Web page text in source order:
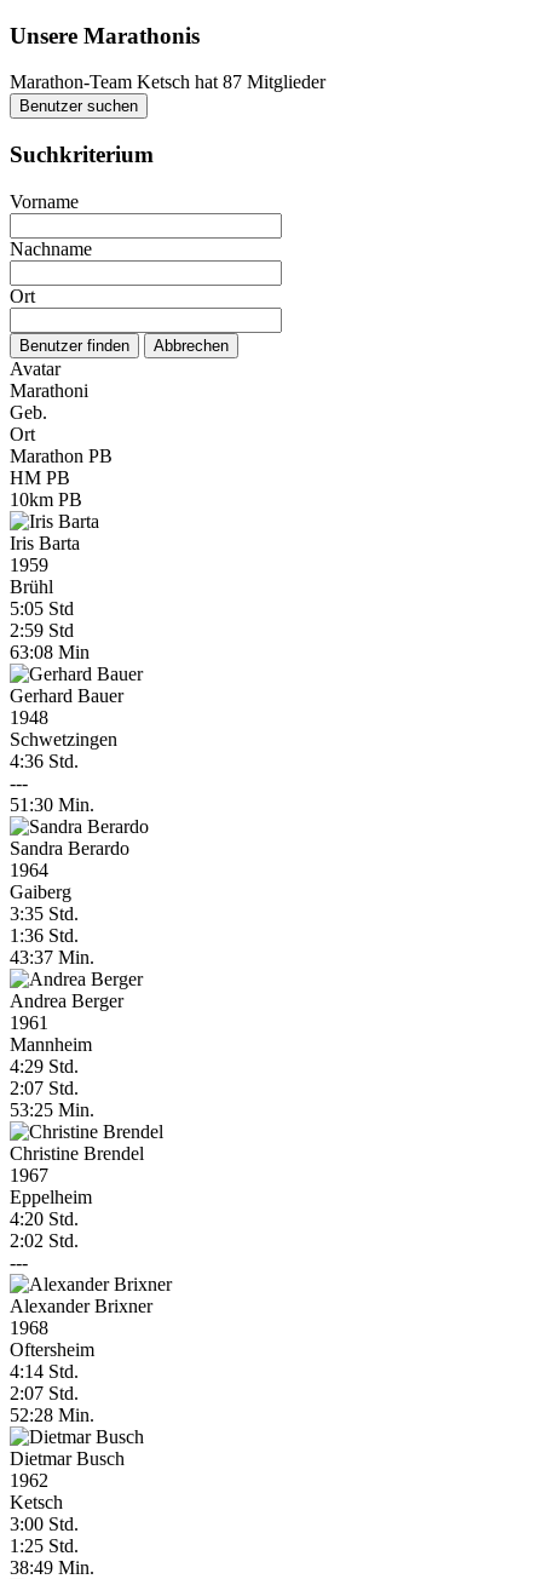
Unsere Marathonis
Marathon-Team Ketsch hat 87 Mitglieder
Benutzer suchen
Suchkriterium
Vorname
Nachname
Ort
Avatar
Marathoni
Geb.
Ort
Marathon PB
HM PB
10km PB
Iris Barta
1959
Brühl
5:05 Std
2:59 Std
63:08 Min
Gerhard Bauer
1948
Schwetzingen
4:36 Std.
---
51:30 Min.
Sandra Berardo
1964
Gaiberg
3:35 Std.
1:36 Std.
43:37 Min.
Andrea Berger
1961
Mannheim
4:29 Std.
2:07 Std.
53:25 Min.
Christine Brendel
1967
Eppelheim
4:20 Std.
2:02 Std.
---
Alexander Brixner
1968
Oftersheim
4:14 Std.
2:07 Std.
52:28 Min.
Dietmar Busch
1962
Ketsch
3:00 Std.
1:25 Std.
38:49 Min.